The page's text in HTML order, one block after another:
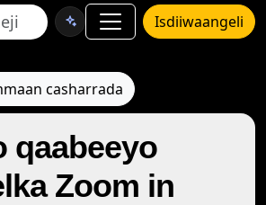
Isdiiwaangeli
casharrada
qaabeeyo
Zoom in